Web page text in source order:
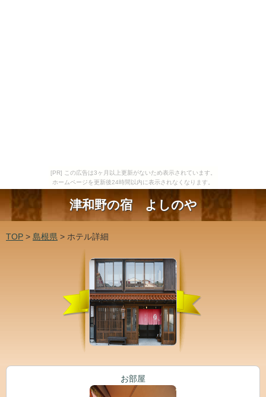
[PR] この広告は3ヶ月以上更新がないため表示されています。
ホームページを更新後24時間以内に表示されなくなります。
津和野の宿 よしのや
TOP > 島根県 > ホテル詳細
お部屋